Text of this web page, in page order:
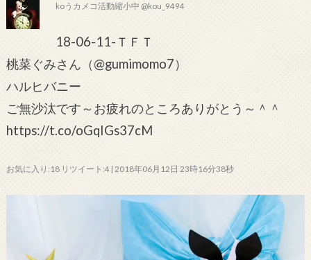
koうカメコ活動縮小中 @kou_9494
18-06-11-ＴＦＴ
桃菜ぐみさん（@gumimomo7）
ハルヒバニー
ご無沙汰です～お疲れのところありがとう～＾＾
https://t.co/oGqIGs37cM
お気に入り:18 リツイート:4 | 2018年06月12日 23時16分38秒